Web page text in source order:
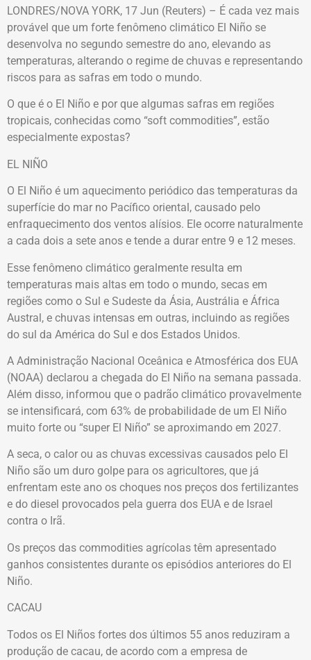
LONDRES/NOVA YORK, 17 Jun (Reuters) – É cada vez mais
provável que um forte fenômeno climático El Niño se
desenvolva no segundo semestre do ano, elevando as
temperaturas, alterando o regime de chuvas e representando
riscos para as safras em todo o mundo.
O que é o El Niño e por que algumas safras em regiões
tropicais, conhecidas como “soft commodities”, estão
especialmente expostas?
EL NIÑO
O El Niño é um aquecimento periódico das temperaturas da
superfície do mar no Pacífico oriental, causado pelo
enfraquecimento dos ventos alísios. Ele ocorre naturalmente
a cada dois a sete anos e tende a durar entre 9 e 12 meses.
Esse fenômeno climático geralmente resulta em
temperaturas mais altas em todo o mundo, secas em
regiões como o Sul e Sudeste da Ásia, Austrália e África
Austral, e chuvas intensas em outras, incluindo as regiões
do sul da América do Sul e dos Estados Unidos.
A Administração Nacional Oceânica e Atmosférica dos EUA
(NOAA) declarou a chegada do El Niño na semana passada.
Além disso, informou que o padrão climático provavelmente
se intensificará, com 63% de probabilidade de um El Niño
muito forte ou “super El Niño” se aproximando em 2027.
A seca, o calor ou as chuvas excessivas causados pelo El
Niño são um duro golpe para os agricultores, que já
enfrentam este ano os choques nos preços dos fertilizantes
e do diesel provocados pela guerra dos EUA e de Israel
contra o Irã.
Os preços das commodities agrícolas têm apresentado
ganhos consistentes durante os episódios anteriores do El
Niño.
CACAU
Todos os El Niños fortes dos últimos 55 anos reduziram a
produção de cacau, de acordo com a empresa de